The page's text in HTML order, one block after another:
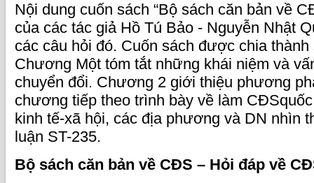
Nội dung cuốn sách “Bộ sách căn bản về
của các tác giả Hồ Tú Bảo - Nguyễn Nhật
các câu hỏi đó. Cuốn sách được chia
Chương Một tóm tắt những khái niệm và
chuyển đổi. Chương 2 giới thiệu phương
chương tiếp theo trình bày về làm
kinh tế-xã hội, các địa phương và DN nhìn
luận ST-235.
Bộ sách căn bản về CĐS – Hỏi đáp về